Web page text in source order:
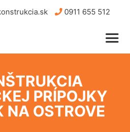
0911 655 512
PRÍPOJKY
NA OSTROVE